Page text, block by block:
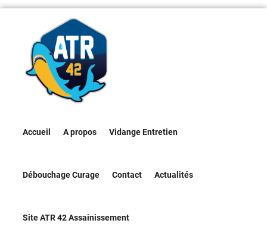
Accueil A propos Vidange Entretien
Débouchage Curage Contact Actualités
Site ATR 42 Assainissement